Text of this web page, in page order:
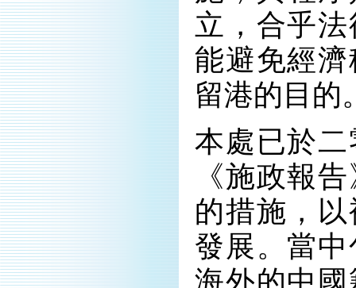
立，合乎
能避免經
留港的目的
本處已於
《施政報
的措施，
發展。當
海外的中